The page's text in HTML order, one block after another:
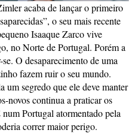
acaba de lançar o primeiro
o seu mais recente
Isaaque Zarco vive
no Norte de Portugal. Porém a
O desaparecimento de uma
fazem ruir o seu mundo.
um segredo que ele deve manter
novos continua a praticar os
Portugal atormentado pela
correr maior perigo.